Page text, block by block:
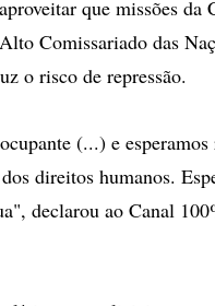
que missões da
Comissariado das
o risco de repressão.
(...) e
direitos humanos.
declarou ao Canal